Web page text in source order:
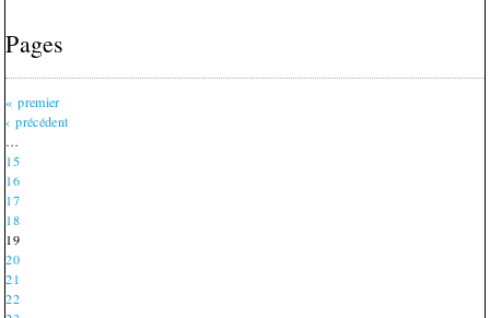
Pages
« premier
‹ précédent
…
15
16
17
18
19
20
21
22